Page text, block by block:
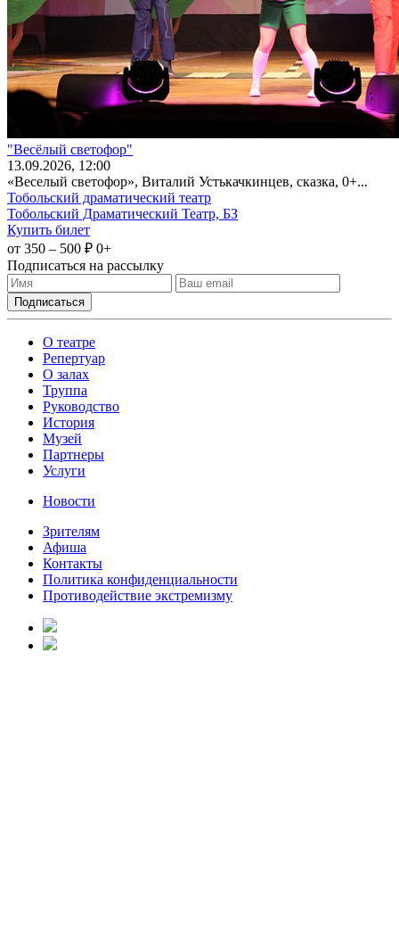
"Весёлый светофор"
13.09.2026, 12:00
«Веселый светофор», Виталий Устькачкинцев, сказка, 0+...
Тобольский драматический театр
Тобольский Драматический Театр, БЗ
Купить билет
от 350 – 500 ₽ 0+
Подписаться на рассылку
О театре
Репертуар
О залах
Труппа
Руководство
История
Музей
Партнеры
Услуги
Новости
Зрителям
Афиша
Контакты
Политика конфиденциальности
Противодействие экстремизму